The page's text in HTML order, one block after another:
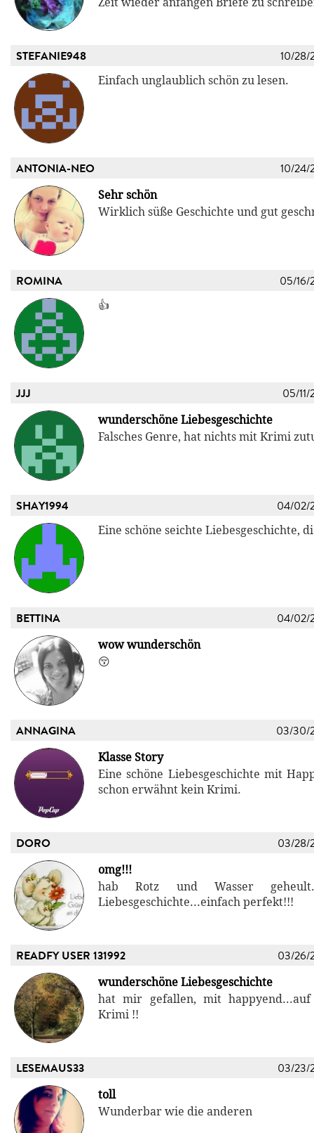
STEFANIE948 10/28/
Einfach unglaublich schön zu lesen.
ANTONIA-NEO 10/24/
Sehr schön
Wirklich süße Geschichte und gut
ROMINA 05/16/
👍
JJJ 05/11/
wunderschöne Liebesgeschichte
Falsches Genre, hat nichts mit Krimi
SHAY1994 04/02/
Eine schöne seichte Liebesgeschichte,
BETTINA 04/02/
wow wunderschön
😚
ANNAGINA 03/30/
Klasse Story
Eine schöne Liebesgeschichte mit
schon erwähnt kein Krimi.
DORO 03/28/
omg!!!
hab Rotz und Wasser
Liebesgeschichte...einfach perfekt!!!
READFY USER 131992 03/26/
wunderschöne Liebesgeschichte
hat mir gefallen, mit
Krimi !!
LESEMAUS33 03/23/
toll
Wunderbar wie die anderen